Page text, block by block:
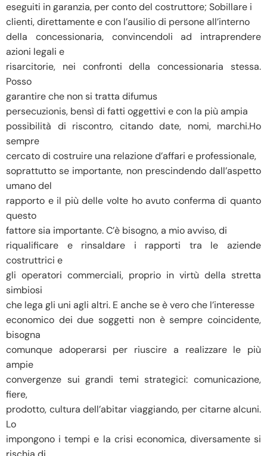
eseguiti in garanzia, per conto del costruttore; Sobillare i
clienti, direttamente e con l’ausilio di persone all’interno
della concessionaria, convincendoli ad intraprendere
azioni legali e
risarcitorie, nei confronti della concessionaria stessa.
Posso
garantire che non si tratta difumus
persecuzionis, bensì di fatti oggettivi e con la più ampia
possibilità di riscontro, citando date, nomi, marchi.Ho
sempre
cercato di costruire una relazione d’affari e professionale,
soprattutto se importante, non prescindendo dall’aspetto
umano del
rapporto e il più delle volte ho avuto conferma di quanto
questo
fattore sia importante. C’è bisogno, a mio avviso, di
riqualificare e rinsaldare i rapporti tra le aziende
costruttrici e
gli operatori commerciali, proprio in virtù della stretta
simbiosi
che lega gli uni agli altri. E anche se è vero che l’interesse
economico dei due soggetti non è sempre coincidente,
bisogna
comunque adoperarsi per riuscire a realizzare le più
ampie
convergenze sui grandi temi strategici: comunicazione,
fiere,
prodotto, cultura dell’abitar viaggiando, per citarne alcuni.
Lo
impongono i tempi e la crisi economica, diversamente si